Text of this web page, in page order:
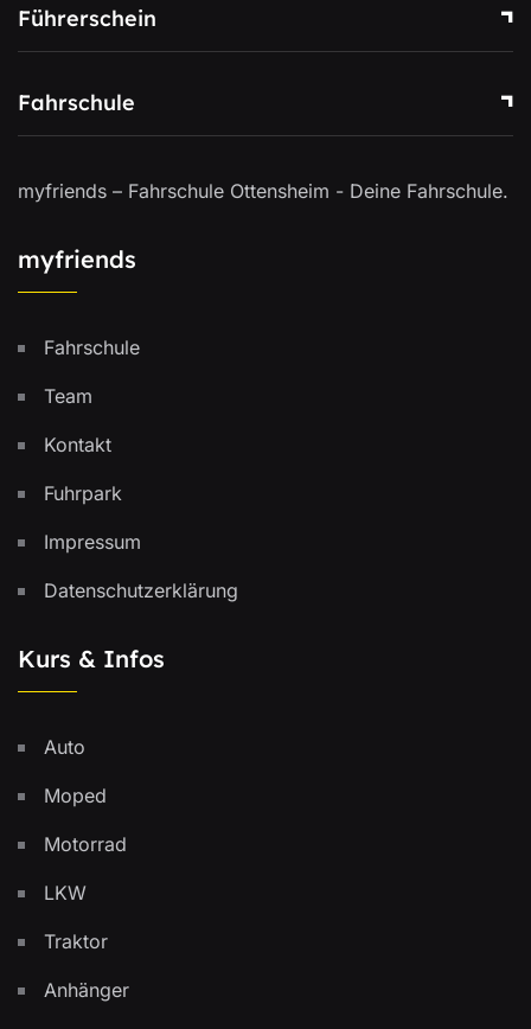
Führerschein
Fahrschule
myfriends – Fahrschule Ottensheim - Deine Fahrschule.
myfriends
Fahrschule
Team
Kontakt
Fuhrpark
Impressum
Datenschutzerklärung
Kurs & Infos
Auto
Moped
Motorrad
LKW
Traktor
Anhänger